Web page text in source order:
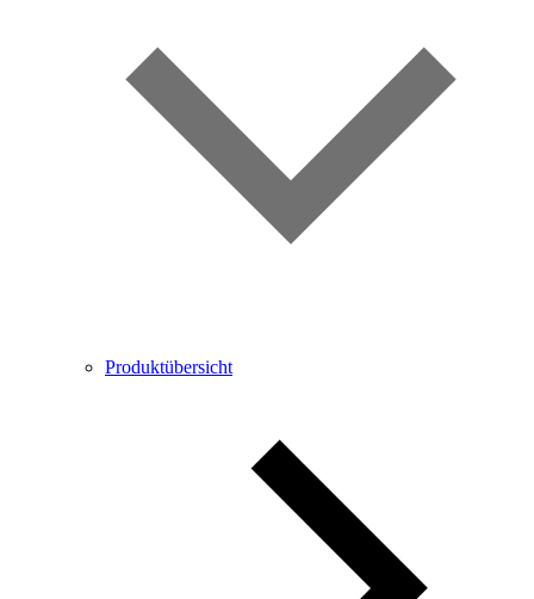
Produktübersicht